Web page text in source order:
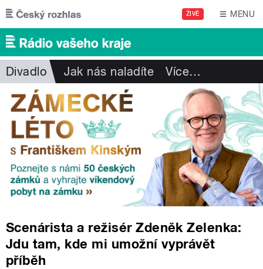
Přejít k hlavnímu obsahu
ŽIVĚ MENU
Divadlo Jak nás naladíte Více…
Scenárista a režisér Zdeněk Zelenka:
Jdu tam, kde mi umožní vyprávět
příběh